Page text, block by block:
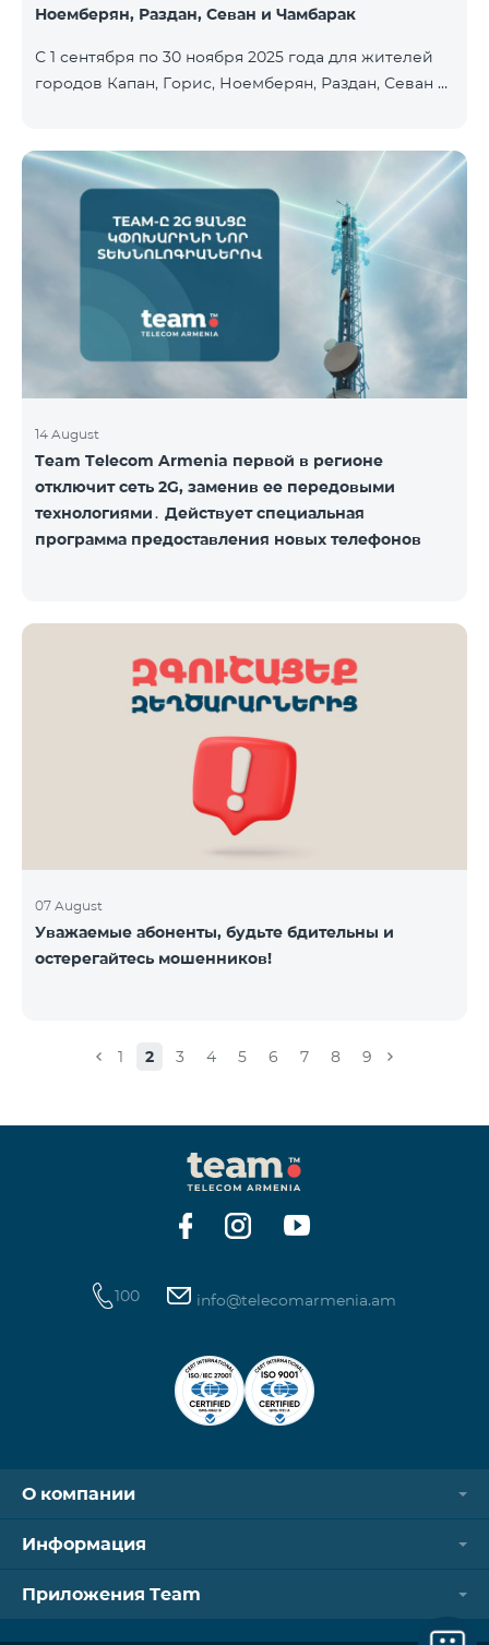
Aqara от Smart Place. Все действующие абоненты
приобрести умные устройства бренда Aqara на
особых условиях. Устройства доступны в салоне
Ноемберян, Раздан, Севан и Чамбарак
С 1 сентября по 30 ноября 2025 года для жителей
городов Капан, Горис, Ноемберян, Раздан, Севан и
12 месяцев при условии 12-месячной подписки։
Название пакета Стандартная цена Стоимость со
скидкой на 1–12 месяцев COSMO 4 9900
Региональный 9900 драм/мес 7425 драм/мес С
подробным описанием включённых услуг COSMO
14 August
Team Telecom Armenia первой в регионе
отключит сеть 2G, заменив ее передовыми
технологиями․ Действует специальная
программа предоставления новых телефонов
07 August
Уважаемые абоненты, будьте бдительны и
остерегайтесь мошенников!
1 2 3 4 5 6 7 8 9
100 info@telecomarmenia.am
О компании
Информация
Приложения Team